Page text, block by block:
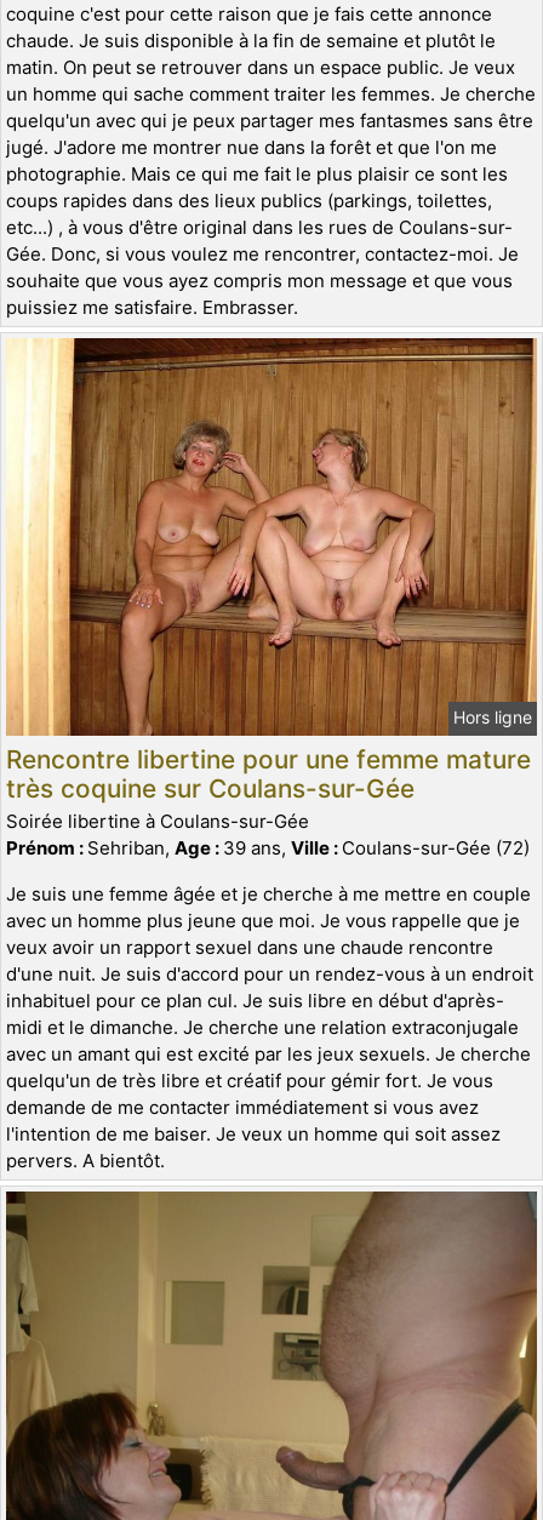
coquine c'est pour cette raison que je fais cette annonce
chaude. Je suis disponible à la fin de semaine et plutôt le
matin. On peut se retrouver dans un espace public. Je veux
un homme qui sache comment traiter les femmes. Je cherche
quelqu'un avec qui je peux partager mes fantasmes sans être
jugé. J'adore me montrer nue dans la forêt et que l'on me
photographie. Mais ce qui me fait le plus plaisir ce sont les
coups rapides dans des lieux publics (parkings, toilettes,
etc...) , à vous d'être original dans les rues de Coulans-sur-
Gée. Donc, si vous voulez me rencontrer, contactez-moi. Je
souhaite que vous ayez compris mon message et que vous
puissiez me satisfaire. Embrasser.
Hors ligne
Rencontre libertine pour une femme mature
très coquine sur Coulans-sur-Gée
Soirée libertine à Coulans-sur-Gée
Prénom : Sehriban, Age : 39 ans, Ville : Coulans-sur-Gée (72)
Je suis une femme âgée et je cherche à me mettre en couple
avec un homme plus jeune que moi. Je vous rappelle que je
veux avoir un rapport sexuel dans une chaude rencontre
d'une nuit. Je suis d'accord pour un rendez-vous à un endroit
inhabituel pour ce plan cul. Je suis libre en début d'après-
midi et le dimanche. Je cherche une relation extraconjugale
avec un amant qui est excité par les jeux sexuels. Je cherche
quelqu'un de très libre et créatif pour gémir fort. Je vous
demande de me contacter immédiatement si vous avez
l'intention de me baiser. Je veux un homme qui soit assez
pervers. A bientôt.